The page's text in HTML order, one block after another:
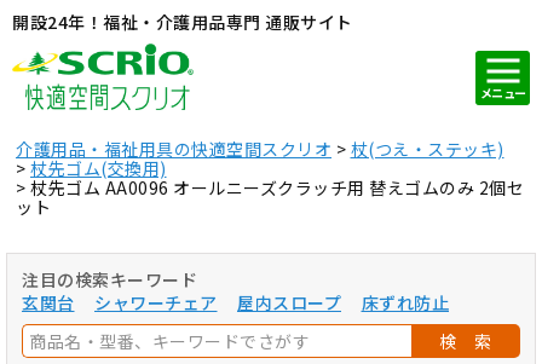
開設24年！福祉・介護用品専門 通販サイト
メニュー
介護用品・福祉用具の快適空間スクリオ
杖(つえ・ステッキ)
杖先ゴム(交換用)
杖先ゴム AA0096 オールニーズクラッチ用 替えゴムのみ 2個セ
ット
注目の検索キーワード
玄関台
シャワーチェア 屋内スロープ
床ずれ防止
検 索